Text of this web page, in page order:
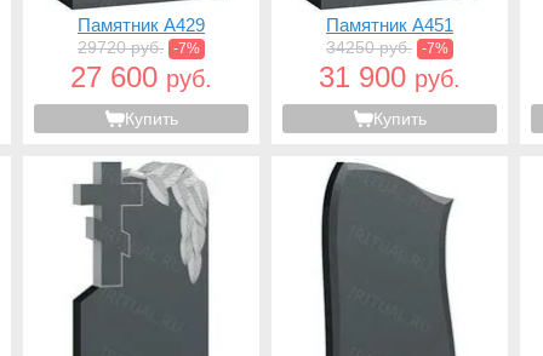
Памятник A429
29720 руб. -7%
27 600 руб.
Купить
Памятник A451
34250 руб. -7%
31 900 руб.
Купить